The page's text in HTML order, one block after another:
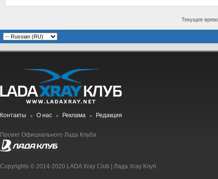
Текущее
Контакты О нас Реклама Редакция
Проект Официального Лада Клуба
Copyrights © 2014-2020 LADA Xray Club | Лада Xray Клуб